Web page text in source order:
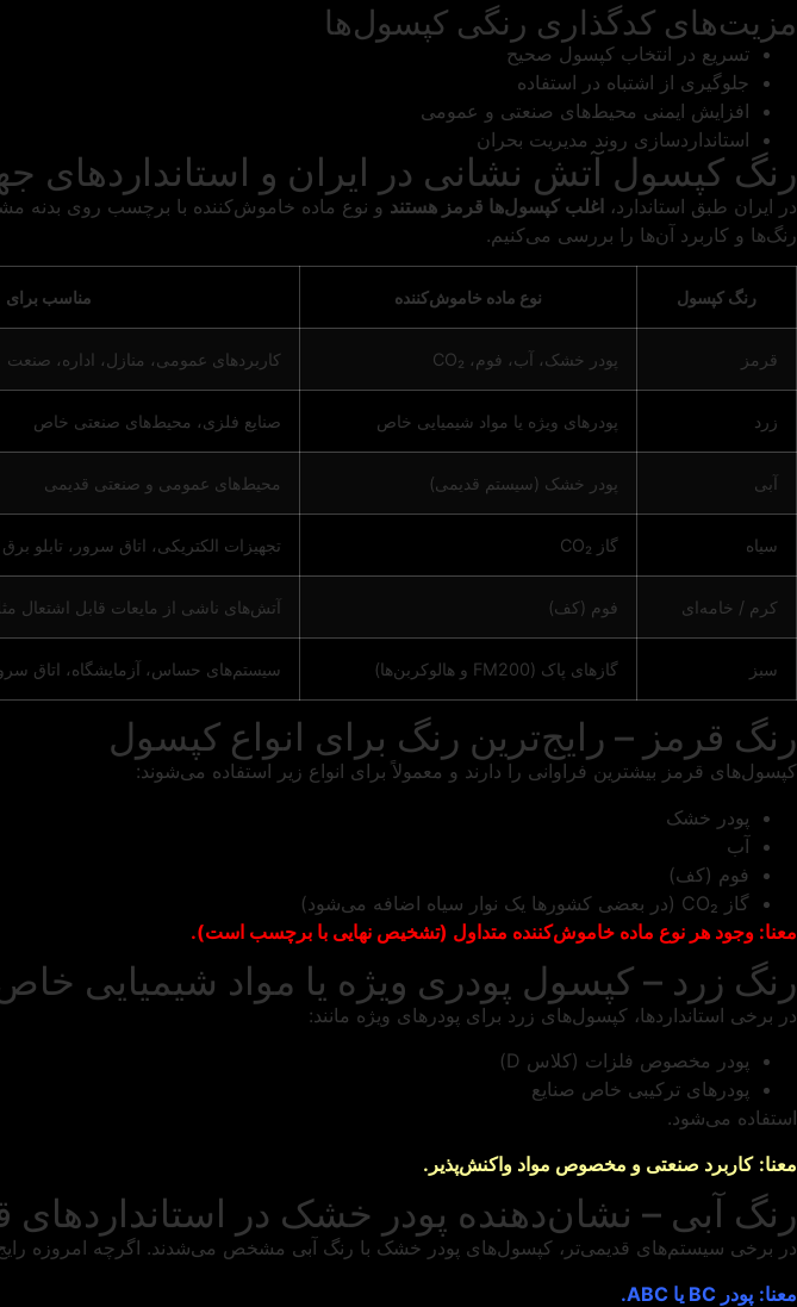
مزیت‌های کدگذاری رنگی کپسول‌ها
تسریع در انتخاب کپسول صحیح
جلوگیری از اشتباه در استفاده
افزایش ایمنی محیط‌های صنعتی و عمومی
استانداردسازی روند مدیریت بحران
رنگ کپسول آتش‌ نشانی در ایران و استانداردهای
در ایران طبق استاندارد، اغلب کپسول‌ها قرمز هستند و نوع ماده خاموش‌کننده با برچسب روی بدنه
رنگ‌ها و کاربرد آن‌ها را بررسی می‌کنیم.
رنگ کپسول نوع ماده خاموش‌کننده مناسب برای
قرمز پودر خشک، آب، فوم، CO₂ کاربردهای عمومی، منازل، اداره، صنعت
زرد پودرهای ویژه یا مواد شیمیایی خاص صنایع فلزی، محیط‌های صنعتی خاص
آبی پودر خشک (سیستم قدیمی) محیط‌های عمومی و صنعتی قدیمی
سیاه گاز CO₂ تجهیزات الکتریکی، اتاق سرور، تابلو برق
کرم / خامه‌ای فوم (کف) آتش‌های ناشی از مایعات قابل اشتعال
سبز گازهای پاک (FM200 و هالوکربن‌ها) سیستم‌های حساس، آزمایشگاه، اتاق
رنگ قرمز – رایج‌ترین رنگ برای انواع کپسول
کپسول‌های قرمز بیشترین فراوانی را دارند و معمولاً برای انواع زیر استفاده می‌شوند:
پودر خشک
آب
فوم (کف)
گاز CO₂ (در بعضی کشورها یک نوار سیاه اضافه می‌شود)
معنا: وجود هر نوع ماده خاموش‌کننده متداول (تشخیص نهایی با برچسب است).
رنگ زرد – کپسول پودری ویژه یا مواد شیمیایی
در برخی استانداردها، کپسول‌های زرد برای پودرهای ویژه مانند:
پودر مخصوص فلزات (کلاس D)
پودرهای ترکیبی خاص صنایع
استفاده می‌شود.
معنا: کاربرد صنعتی و مخصوص مواد واکنش‌پذیر.
رنگ آبی – نشان‌دهنده پودر خشک در استانداردهای
در برخی سیستم‌های قدیمی‌تر، کپسول‌های پودر خشک با رنگ آبی مشخص می‌شدند. اگرچه امروزه
معنا: پودر یا .